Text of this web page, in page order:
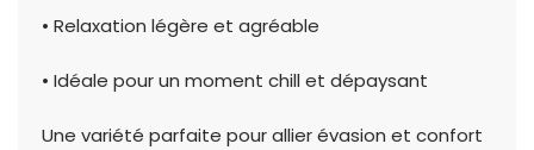
• Relaxation légère et agréable
• Idéale pour un moment chill et dépaysant
Une variété parfaite pour allier évasion et confort